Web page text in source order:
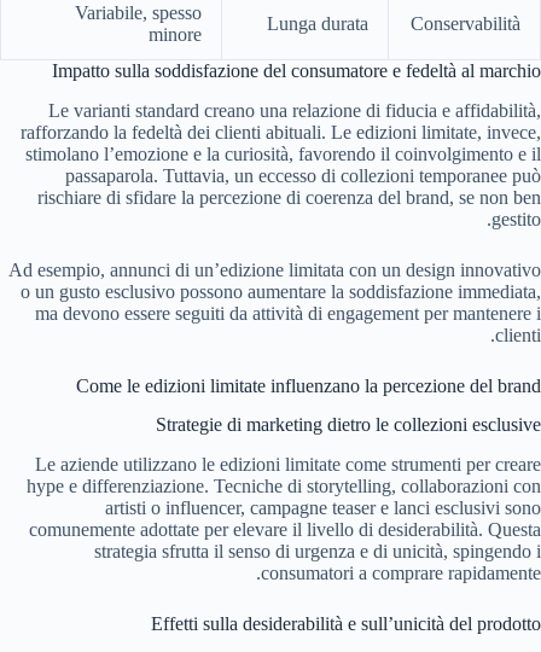
Conservabilità
Lunga durata
Variabile, spesso
minore
Impatto sulla soddisfazione del consumatore e fedeltà al marchio
Le varianti standard creano una relazione di fiducia e affidabilità,
rafforzando la fedeltà dei clienti abituali. Le edizioni limitate, invece,
stimolano l’emozione e la curiosità, favorendo il coinvolgimento e il
passaparola. Tuttavia, un eccesso di collezioni temporanee può
rischiare di sfidare la percezione di coerenza del brand, se non ben
gestito.
Ad esempio, annunci di un’edizione limitata con un design innovativo
o un gusto esclusivo possono aumentare la soddisfazione immediata,
ma devono essere seguiti da attività di engagement per mantenere i
clienti.
Come le edizioni limitate influenzano la percezione del brand
Strategie di marketing dietro le collezioni esclusive
Le aziende utilizzano le edizioni limitate come strumenti per creare
hype e differenziazione. Tecniche di storytelling, collaborazioni con
artisti o influencer, campagne teaser e lanci esclusivi sono
comunemente adottate per elevare il livello di desiderabilità. Questa
strategia sfrutta il senso di urgenza e di unicità, spingendo i
consumatori a comprare rapidamente.
Effetti sulla desiderabilità e sull’unicità del prodotto